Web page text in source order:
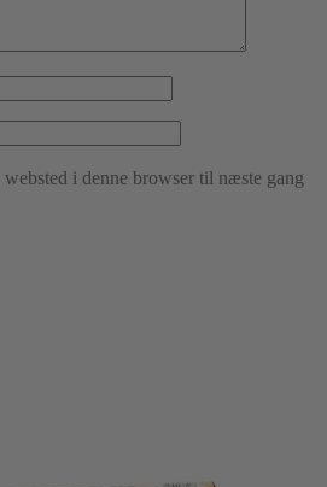
i denne browser til næste gang